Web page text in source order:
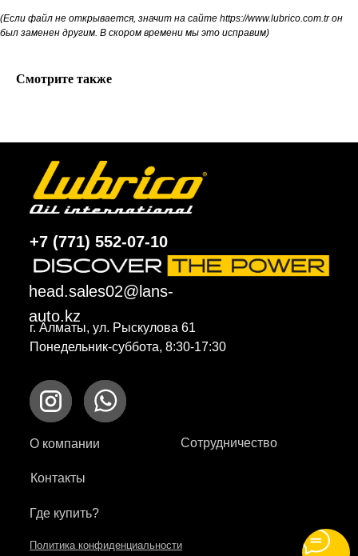
(Если файл не открывается, значит на сайте https://www.lubrico.com.tr он
был заменен другим. В скором времени мы это исправим)
Смотрите также
Политика конфиденциальности
О компании Сотрудничество
Контакты
Где купить?
+7 (771) 552-07-10
head.sales02@lans-
auto.kz
г. Алматы, ул. Рыскулова 61
Понедельник-суббота, 8:30-17:30